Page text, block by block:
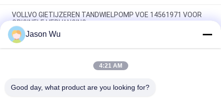
VOLLVO GIETIJZEREN TANDWIELPOMP VOE 14561971 VOOR
ORIGINELE VERVANGING
VOLLVO GIETIJZEREN TANDWIELPOMP VOE 14537295 VOOR
ORIGINELE VERVANGING
VOLLVO GEGEERPOMP VOE 14782798 voor de oorspronkelijke
Jason Wu
4:21 AM
Good day, what product are you looking for?